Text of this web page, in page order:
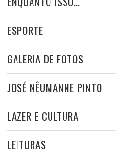
ESPORTE
GALERIA DE FOTOS
JOSÉ NÊUMANNE PINTO
LAZER E CULTURA
LEITURAS